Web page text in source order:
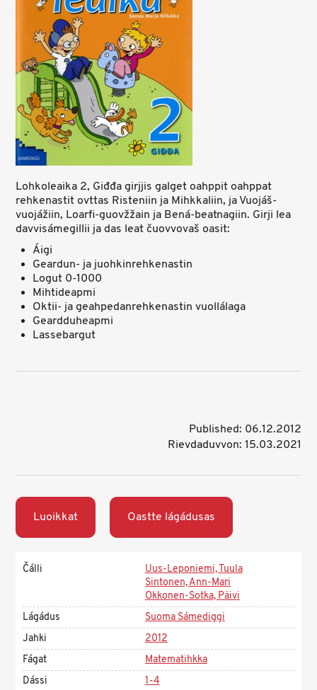
Lohkoleaika 2, Giđđa girjjis galget oahppit oahppat
rehkenastit ovttas Risteniin ja Mihkkaliin, ja Vuojáš-
vuojážiin, Loarfi-guovžžain ja Bená-beatnagiin. Girji lea
davvisámegillii ja das leat čuovvovaš oasit:
Áigi
Geardun- ja juohkinrehkenastin
Logut 0-1000
Mihtideapmi
Oktii- ja geahpedanrehkenastin vuollálaga
Geardduheapmi
Lassebargut
Published: 06.12.2012
Rievdaduvvon: 15.03.2021
Luoikkat Oastte lágádusas
Čálli
Uus-Leponiemi, Tuula
Sintonen, Ann-Mari
Okkonen-Sotka, Päivi
Lágádus
Suoma Sámediggi
Jahki
2012
Fágat
Matematihkka
Dássi
1-4